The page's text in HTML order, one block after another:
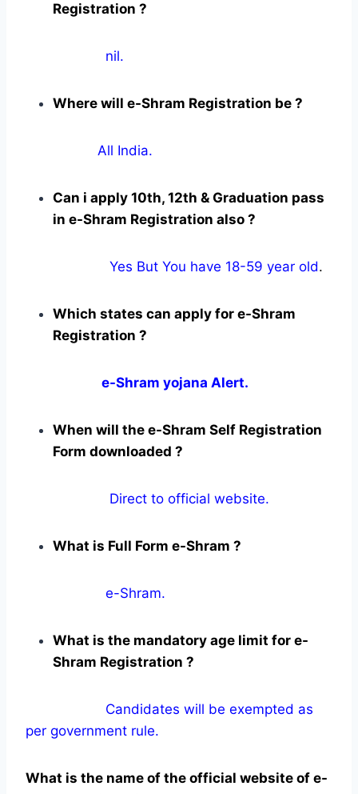
Registration ?
nil.
Where will e-Shram Registration be ?
All India.
Can i apply 10th, 12th & Graduation pass
in e-Shram Registration also ?
Yes But You have 18-59 year old.
Which states can apply for e-Shram
Registration ?
e-Shram yojana Alert.
When will the e-Shram Self Registration
Form downloaded ?
Direct to official website.
What is Full Form e-Shram ?
e-Shram.
What is the mandatory age limit for e-
Shram Registration ?
Candidates will be exempted as
per government rule.
What is the name of the official website of e-